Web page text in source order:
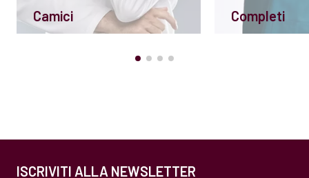
Camici Completi
ISCRIVITI ALLA NEWSLETTER